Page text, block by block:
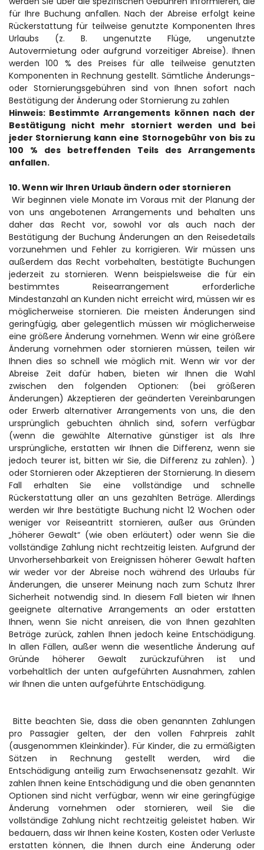
für Ihre Buchung anfallen. Nach der Abreise erfolgt keine
Rückerstattung für teilweise genutzte Komponenten Ihres
Urlaubs (z. B. ungenutzte Flüge, ungenutzte
Autovermietung oder aufgrund vorzeitiger Abreise). Ihnen
werden 100 % des Preises für alle teilweise genutzten
Komponenten in Rechnung gestellt. Sämtliche Änderungs-
oder Stornierungsgebühren sind von Ihnen sofort nach
Bestätigung der Änderung oder Stornierung zu zahlen
Hinweis: Bestimmte Arrangements können nach der
Bestätigung nicht mehr storniert werden und bei
jeder Stornierung kann eine Stornogebühr von bis zu
100 % des betreffenden Teils des Arrangements
anfallen.
10. Wenn wir Ihren Urlaub ändern oder stornieren
Wir beginnen viele Monate im Voraus mit der Planung der
von uns angebotenen Arrangements und behalten uns
daher das Recht vor, sowohl vor als auch nach der
Bestätigung der Buchung Änderungen an den Reisedetails
vorzunehmen und Fehler zu korrigieren. Wir müssen uns
außerdem das Recht vorbehalten, bestätigte Buchungen
jederzeit zu stornieren. Wenn beispielsweise die für ein
bestimmtes Reisearrangement erforderliche
Mindestanzahl an Kunden nicht erreicht wird, müssen wir es
möglicherweise stornieren. Die meisten Änderungen sind
geringfügig, aber gelegentlich müssen wir möglicherweise
eine größere Änderung vornehmen. Wenn wir eine größere
Änderung vornehmen oder stornieren müssen, teilen wir
Ihnen dies so schnell wie möglich mit. Wenn wir vor der
Abreise Zeit dafür haben, bieten wir Ihnen die Wahl
zwischen den folgenden Optionen: (bei größeren
Änderungen) Akzeptieren der geänderten Vereinbarungen
oder Erwerb alternativer Arrangements von uns, die den
ursprünglich gebuchten ähnlich sind, sofern verfügbar
(wenn die gewählte Alternative günstiger ist als Ihre
ursprüngliche, erstatten wir Ihnen die Differenz, wenn sie
jedoch teurer ist, bitten wir Sie, die Differenz zu zahlen). )
oder Stornieren oder Akzeptieren der Stornierung. In diesem
Fall erhalten Sie eine vollständige und schnelle
Rückerstattung aller an uns gezahlten Beträge. Allerdings
werden wir Ihre bestätigte Buchung nicht 12 Wochen oder
weniger vor Reiseantritt stornieren, außer aus Gründen
„höherer Gewalt“ (wie oben erläutert) oder wenn Sie die
vollständige Zahlung nicht rechtzeitig leisten. Aufgrund der
Unvorhersehbarkeit von Ereignissen höherer Gewalt haften
wir weder vor der Abreise noch während des Urlaubs für
Änderungen, die unserer Meinung nach zum Schutz Ihrer
Sicherheit notwendig sind. In diesem Fall bieten wir Ihnen
geeignete alternative Arrangements an oder erstatten
Ihnen, wenn Sie nicht anreisen, die von Ihnen gezahlten
Beträge zurück, zahlen Ihnen jedoch keine Entschädigung.
In allen Fällen, außer wenn die wesentliche Änderung auf
Gründe höherer Gewalt zurückzuführen ist und
vorbehaltlich der unten aufgeführten Ausnahmen, zahlen
wir Ihnen die unten aufgeführte Entschädigung.
pro Passagier gelten, der den vollen Fahrpreis zahlt
(ausgenommen Kleinkinder). Für Kinder, die zu ermäßigten
Sätzen in Rechnung gestellt werden, wird die
Entschädigung anteilig zum Erwachsenensatz gezahlt. Wir
zahlen Ihnen keine Entschädigung und die oben genannten
Optionen sind nicht verfügbar, wenn wir eine geringfügige
Änderung vornehmen oder stornieren, weil Sie die
vollständige Zahlung nicht rechtzeitig geleistet haben. Wir
bedauern, dass wir Ihnen keine Kosten, Kosten oder Verluste
erstatten können, die Ihnen durch eine Änderung oder